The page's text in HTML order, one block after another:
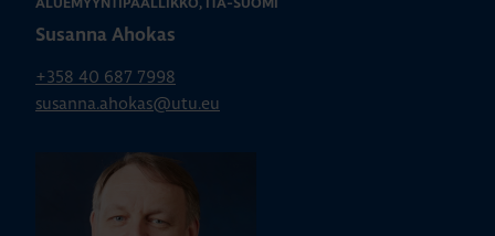
ALUEMYYNTIPÄÄLLIKKÖ, ITÄ-SUOMI
Susanna Ahokas
+358 40 687 7998
susanna.ahokas@utu.eu